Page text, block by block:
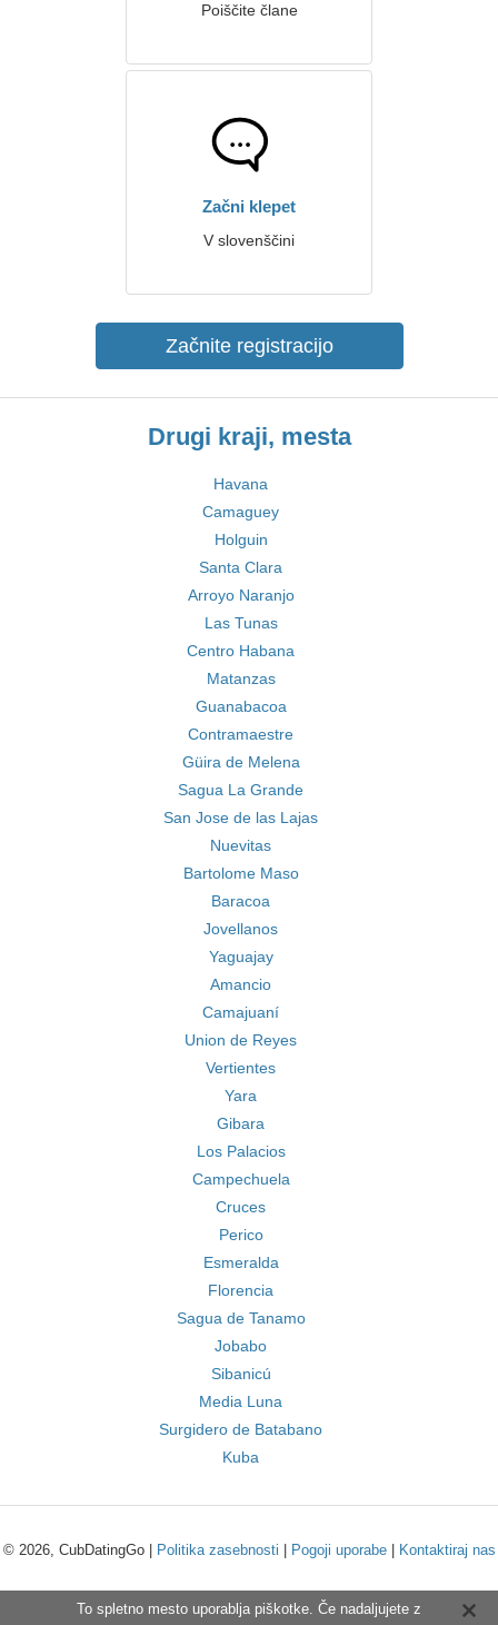
Poiščite člane
Začni klepet
V slovenščini
Začnite registracijo
Drugi kraji, mesta
Havana
Camaguey
Holguin
Santa Clara
Arroyo Naranjo
Las Tunas
Centro Habana
Matanzas
Guanabacoa
Contramaestre
Güira de Melena
Sagua La Grande
San Jose de las Lajas
Nuevitas
Bartolome Maso
Baracoa
Jovellanos
Yaguajay
Amancio
Camajuaní
Union de Reyes
Vertientes
Yara
Gibara
Los Palacios
Campechuela
Cruces
Perico
Esmeralda
Florencia
Sagua de Tanamo
Jobabo
Sibanicú
Media Luna
Surgidero de Batabano
Kuba
© 2026, CubDatingGo | Politika zasebnosti Pogoji uporabe| Kontaktiraj nas
To spletno mesto uporablja piškotke. Če nadaljujete z